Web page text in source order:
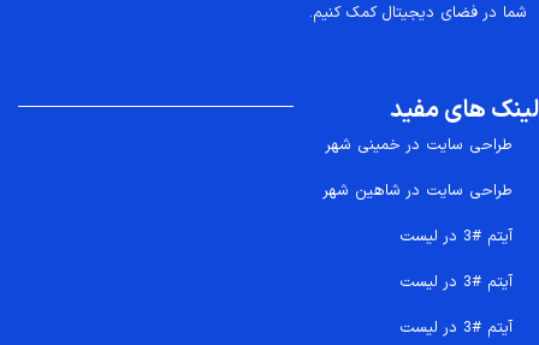
شما در فضای دیجیتال کمک کنیم.
لینک های مفید
طراحی سایت در خمینی شهر
طراحی سایت در شاهین شهر
آیتم #3 در لیست
آیتم #3 در لیست
آیتم #3 در لیست